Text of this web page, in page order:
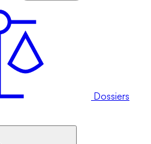
Dossiers